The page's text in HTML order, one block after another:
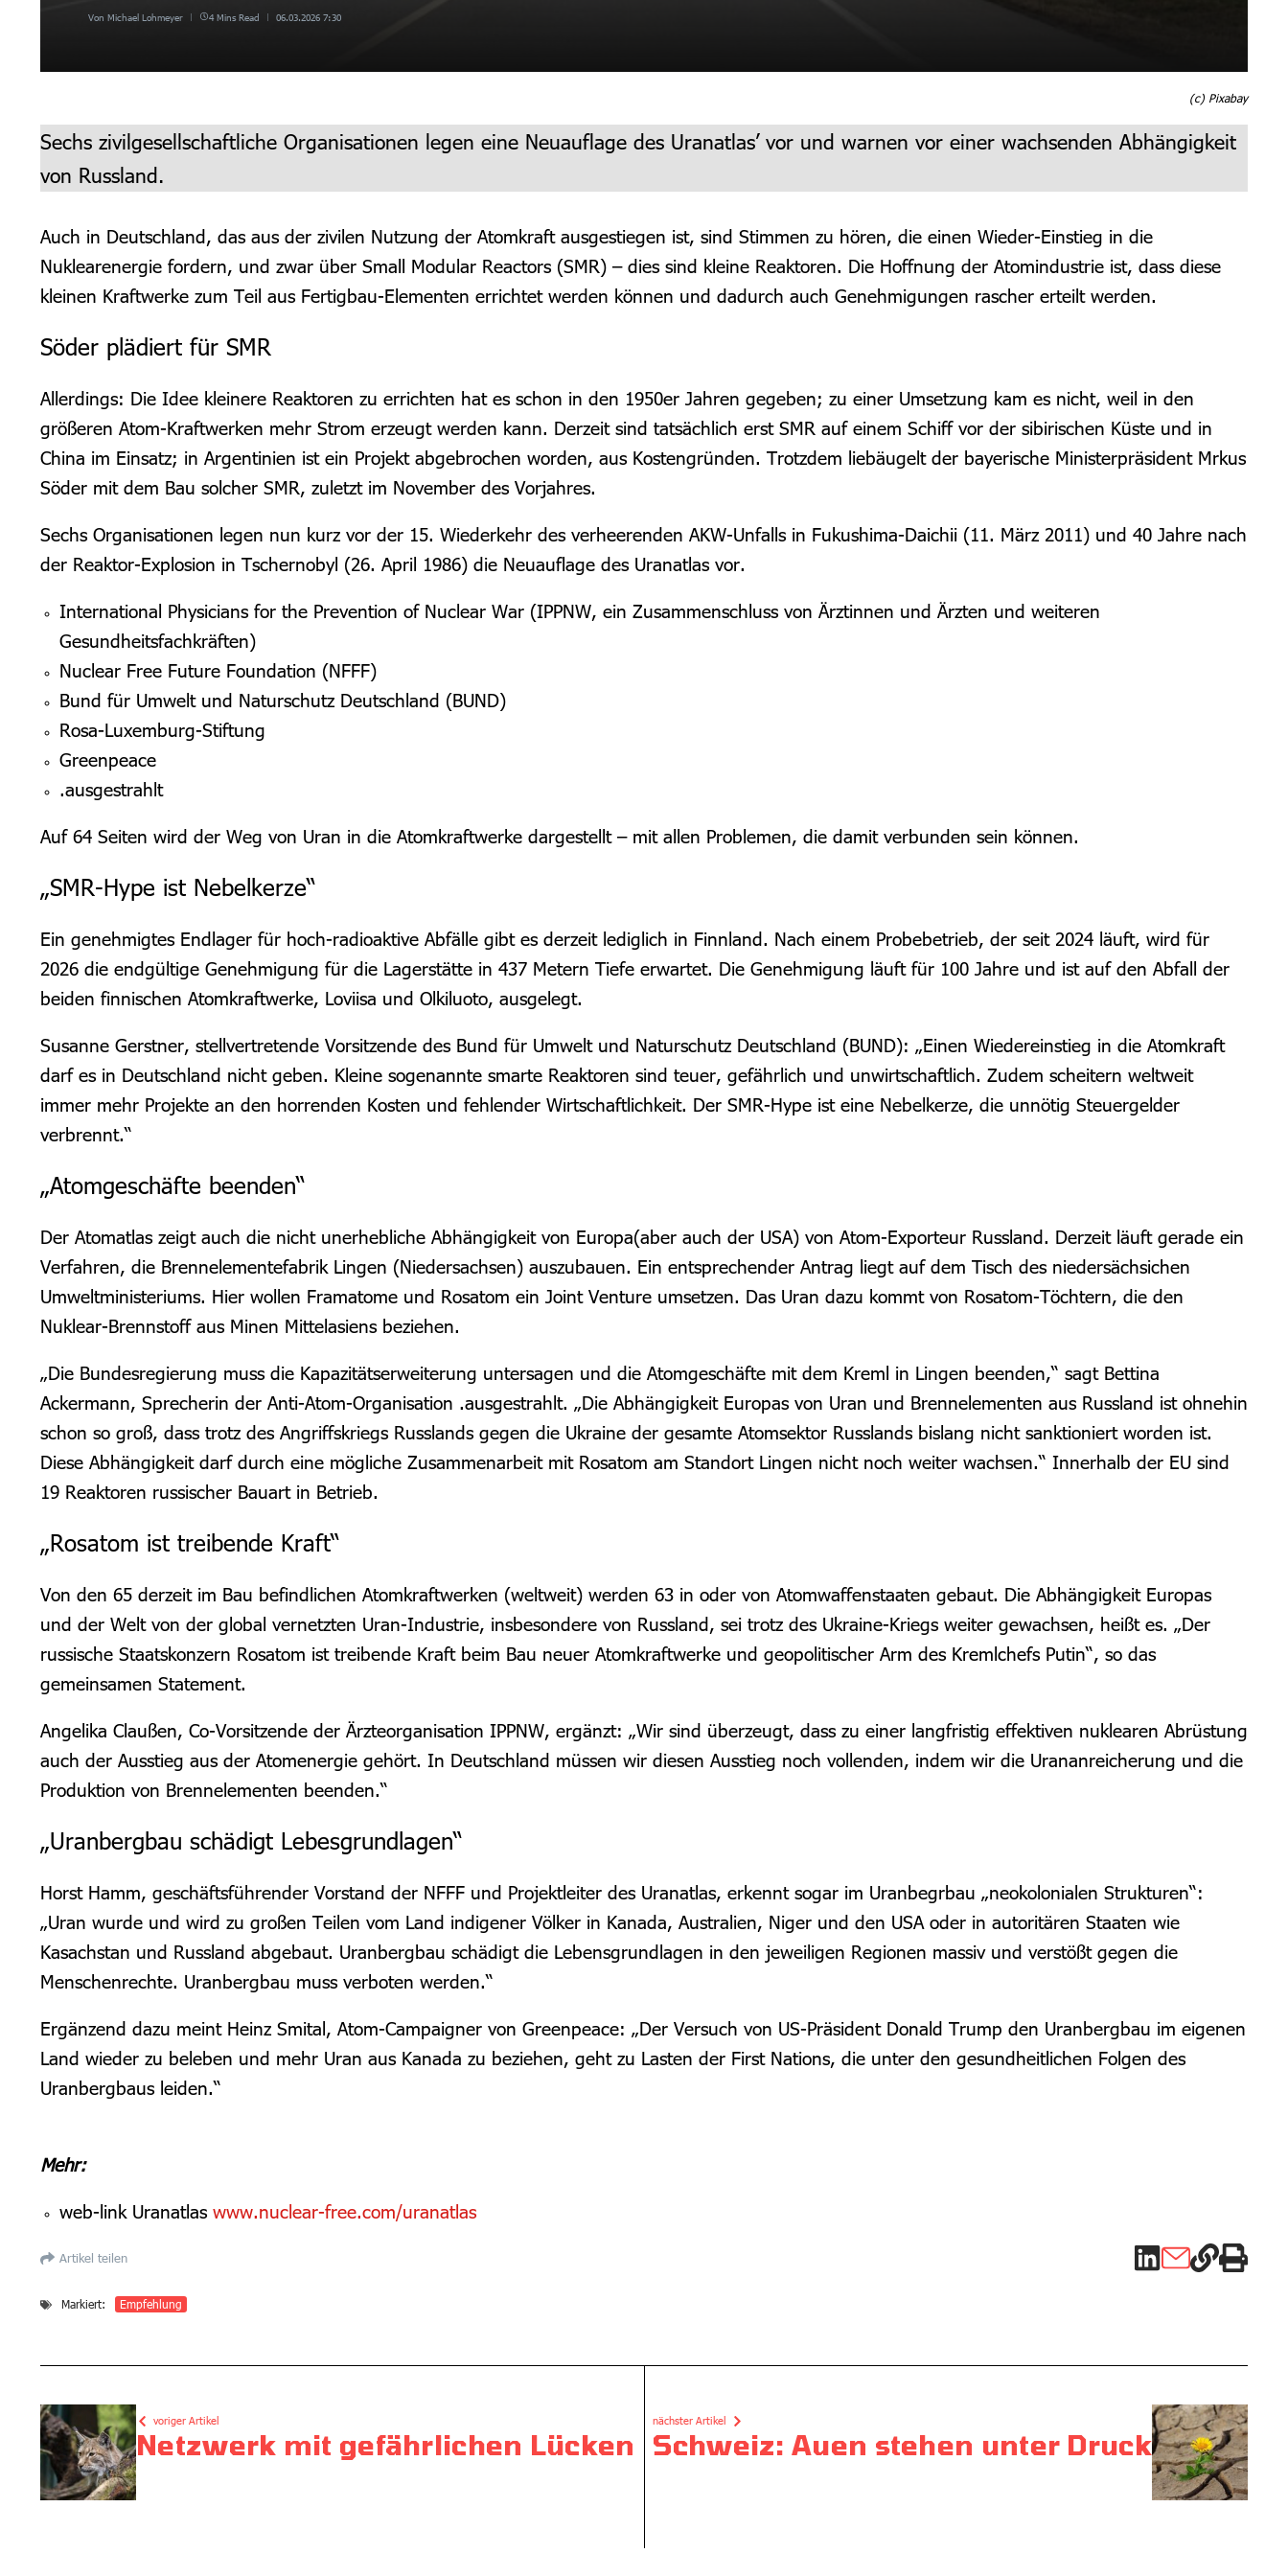
Von Michael Lohmeyer 4 Mins Read 06.03.2026 7:30
(c) Pixabay
Sechs zivilgesellschaftliche Organisationen legen eine Neuauflage des Uranatlas’ vor und warnen vor einer wachsenden Abhängigkeit
von Russland.
Auch in Deutschland, das aus der zivilen Nutzung der Atomkraft ausgestiegen ist, sind Stimmen zu hören, die einen Wieder-Einstieg in die
Nuklearenergie fordern, und zwar über Small Modular Reactors (SMR) – dies sind kleine Reaktoren. Die Hoffnung der Atomindustrie ist, dass diese
kleinen Kraftwerke zum Teil aus Fertigbau-Elementen errichtet werden können und dadurch auch Genehmigungen rascher erteilt werden.
Söder plädiert für SMR
Allerdings: Die Idee kleinere Reaktoren zu errichten hat es schon in den 1950er Jahren gegeben; zu einer Umsetzung kam es nicht, weil in den
größeren Atom-Kraftwerken mehr Strom erzeugt werden kann. Derzeit sind tatsächlich erst SMR auf einem Schiff vor der sibirischen Küste und in
China im Einsatz; in Argentinien ist ein Projekt abgebrochen worden, aus Kostengründen. Trotzdem liebäugelt der bayerische Ministerpräsident Mrkus
Söder mit dem Bau solcher SMR, zuletzt im November des Vorjahres.
Sechs Organisationen legen nun kurz vor der 15. Wiederkehr des verheerenden AKW-Unfalls in Fukushima-Daichii (11. März 2011) und 40 Jahre nach
der Reaktor-Explosion in Tschernobyl (26. April 1986) die Neuauflage des Uranatlas vor.
International Physicians for the Prevention of Nuclear War (IPPNW, ein Zusammenschluss von Ärztinnen und Ärzten und weiteren
Gesundheitsfachkräften)
Nuclear Free Future Foundation (NFFF)
Bund für Umwelt und Naturschutz Deutschland (BUND)
Rosa-Luxemburg-Stiftung
Greenpeace
.ausgestrahlt
Auf 64 Seiten wird der Weg von Uran in die Atomkraftwerke dargestellt – mit allen Problemen, die damit verbunden sein können.
„SMR-Hype ist Nebelkerze“
Ein genehmigtes Endlager für hoch-radioaktive Abfälle gibt es derzeit lediglich in Finnland. Nach einem Probebetrieb, der seit 2024 läuft, wird für
2026 die endgültige Genehmigung für die Lagerstätte in 437 Metern Tiefe erwartet. Die Genehmigung läuft für 100 Jahre und ist auf den Abfall der
beiden finnischen Atomkraftwerke, Loviisa und Olkiluoto, ausgelegt.
Susanne Gerstner, stellvertretende Vorsitzende des Bund für Umwelt und Naturschutz Deutschland (BUND): „Einen Wiedereinstieg in die Atomkraft
darf es in Deutschland nicht geben. Kleine sogenannte smarte Reaktoren sind teuer, gefährlich und unwirtschaftlich. Zudem scheitern weltweit
immer mehr Projekte an den horrenden Kosten und fehlender Wirtschaftlichkeit. Der SMR-Hype ist eine Nebelkerze, die unnötig Steuergelder
verbrennt.“
„Atomgeschäfte beenden“
Der Atomatlas zeigt auch die nicht unerhebliche Abhängigkeit von Europa(aber auch der USA) von Atom-Exporteur Russland. Derzeit läuft gerade ein
Verfahren, die Brennelementefabrik Lingen (Niedersachsen) auszubauen. Ein entsprechender Antrag liegt auf dem Tisch des niedersächsichen
Umweltministeriums. Hier wollen Framatome und Rosatom ein Joint Venture umsetzen. Das Uran dazu kommt von Rosatom-Töchtern, die den
Nuklear-Brennstoff aus Minen Mittelasiens beziehen.
„Die Bundesregierung muss die Kapazitätserweiterung untersagen und die Atomgeschäfte mit dem Kreml in Lingen beenden,“ sagt Bettina
Ackermann, Sprecherin der Anti-Atom-Organisation .ausgestrahlt. „Die Abhängigkeit Europas von Uran und Brennelementen aus Russland ist ohnehin
schon so groß, dass trotz des Angriffskriegs Russlands gegen die Ukraine der gesamte Atomsektor Russlands bislang nicht sanktioniert worden ist.
Diese Abhängigkeit darf durch eine mögliche Zusammenarbeit mit Rosatom am Standort Lingen nicht noch weiter wachsen.“ Innerhalb der EU sind
19 Reaktoren russischer Bauart in Betrieb.
„Rosatom ist treibende Kraft“
Von den 65 derzeit im Bau befindlichen Atomkraftwerken (weltweit) werden 63 in oder von Atomwaffenstaaten gebaut. Die Abhängigkeit Europas
und der Welt von der global vernetzten Uran-Industrie, insbesondere von Russland, sei trotz des Ukraine-Kriegs weiter gewachsen, heißt es. „Der
russische Staatskonzern Rosatom ist treibende Kraft beim Bau neuer Atomkraftwerke und geopolitischer Arm des Kremlchefs Putin“, so das
gemeinsamen Statement.
Angelika Claußen, Co-Vorsitzende der Ärzteorganisation IPPNW, ergänzt: „Wir sind überzeugt, dass zu einer langfristig effektiven nuklearen Abrüstung
auch der Ausstieg aus der Atomenergie gehört. In Deutschland müssen wir diesen Ausstieg noch vollenden, indem wir die Urananreicherung und die
Produktion von Brennelementen beenden.“
„Uranbergbau schädigt Lebesgrundlagen“
Horst Hamm, geschäftsführender Vorstand der NFFF und Projektleiter des Uranatlas, erkennt sogar im Uranbegrbau „neokolonialen Strukturen“:
„Uran wurde und wird zu großen Teilen vom Land indigener Völker in Kanada, Australien, Niger und den USA oder in autoritären Staaten wie
Kasachstan und Russland abgebaut. Uranbergbau schädigt die Lebensgrundlagen in den jeweiligen Regionen massiv und verstößt gegen die
Menschenrechte. Uranbergbau muss verboten werden.“
Ergänzend dazu meint Heinz Smital, Atom-Campaigner von Greenpeace: „Der Versuch von US-Präsident Donald Trump den Uranbergbau im eigenen
Land wieder zu beleben und mehr Uran aus Kanada zu beziehen, geht zu Lasten der First Nations, die unter den gesundheitlichen Folgen des
Uranbergbaus leiden.“
Mehr:
web-link Uranatlas www.nuclear-free.com/uranatlas
Artikel teilen
Markiert: Empfehlung
voriger Artikel
Netzwerk mit gefährlichen Lücken
nächster Artikel
Schweiz: Auen stehen unter Druck